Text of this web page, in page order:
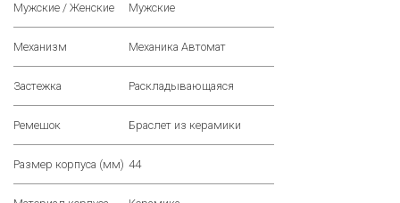
Мужские / Женские Мужские
Механизм Механика Автомат
Застежка Раскладывающаяся
Ремешок Браслет из керамики
Размер корпуса (мм) 44